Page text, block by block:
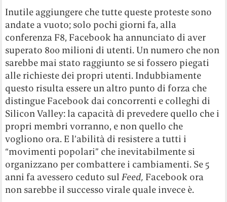
Inutile aggiungere che tutte queste proteste sono
andate a vuoto; solo pochi giorni fa, alla
conferenza F8, Facebook ha annunciato di aver
superato 800 milioni di utenti. Un numero che non
sarebbe mai stato raggiunto se si fossero piegati
alle richieste dei propri utenti. Indubbiamente
questo risulta essere un altro punto di forza che
distingue Facebook dai concorrenti e colleghi di
Silicon Valley: la capacità di prevedere quello che i
propri membri vorranno, e non quello che
vogliono ora. E l’abilità di resistere a tutti i
“movimenti popolari” che inevitabilmente si
organizzano per combattere i cambiamenti. Se 5
anni fa avessero ceduto sulFeed, Facebook ora
non sarebbe il successo virale quale invece è.